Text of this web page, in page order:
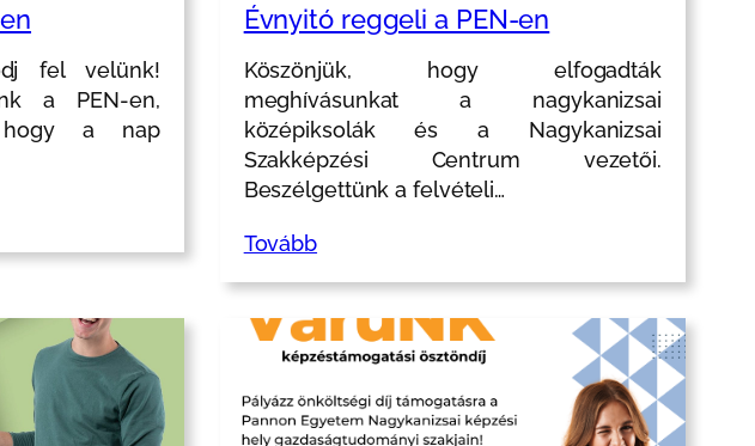
fel velünk!
a PEN-en,
a nap
Évnyitó reggeli a PEN-en
Köszönjük, hogy elfogadták
meghívásunkat a nagykanizsai
középiksolák és a Nagykanizsai
Szakképzési Centrum vezetői.
Beszélgettünk a felvételi…
Tovább